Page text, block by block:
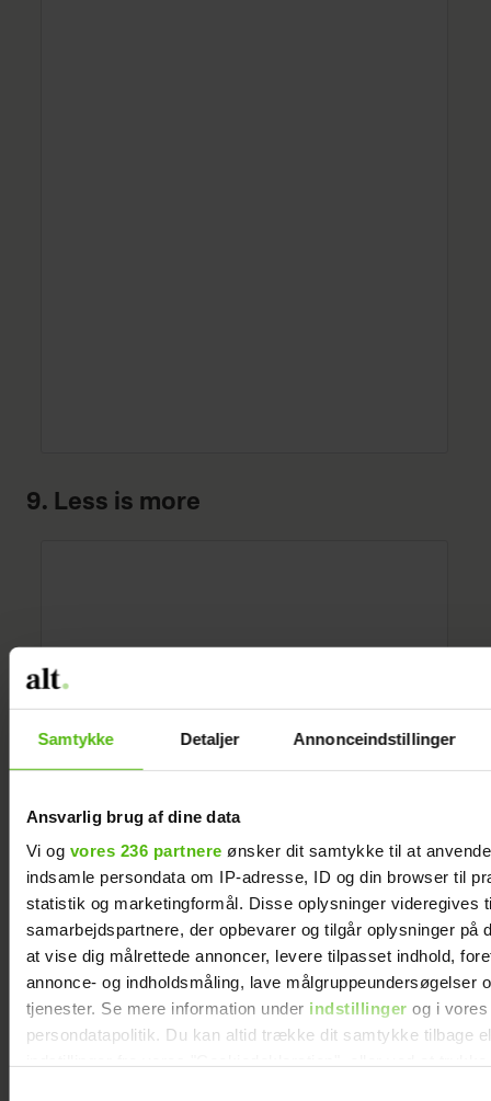
Samtykke Detaljer Annonceindstillinger
Ansvarlig brug af dine data
Vi og vores 236 partnere ønsker dit samtykke til at
indsamle persondata om IP-adresse, ID og din browser til
statistik og marketingformål. Disse oplysninger videregives
samarbejdspartnere, der opbevarer og tilgår oplysninger på
at vise dig målrettede annoncer, levere tilpasset indhold,
annonce- og indholdsmåling, lave målgruppeundersøgelser
tjenester. Se mere information under indstillinger og i vores
persondatapolitik. Du kan altid trække dit samtykke tilbage
9. Less is more